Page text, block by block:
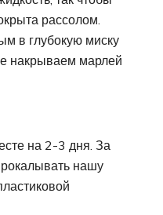
рассолом.
в глубокую миску
накрываем марлей
на 2-3 дня. За
нашу